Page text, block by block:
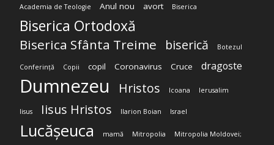
Academia de Teologie Anul nou avort Biserica
Biserica Ortodoxă
Biserica Sfânta Treime biserică Botezul
Conferință Copii copil Coronavirus Cruce dragoste
Dumnezeu Hristos Icoana Ierusalim
Iisus Iisus Hristos Ilarion Boian Israel
Lucășeuca mamă Mitropolia Mitropolia Moldovei;